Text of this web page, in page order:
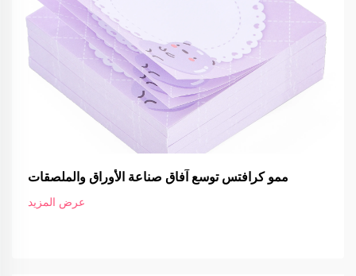
ممو كرافتس توسع آفاق صناعة الأوراق والملصقات
عرض المزيد